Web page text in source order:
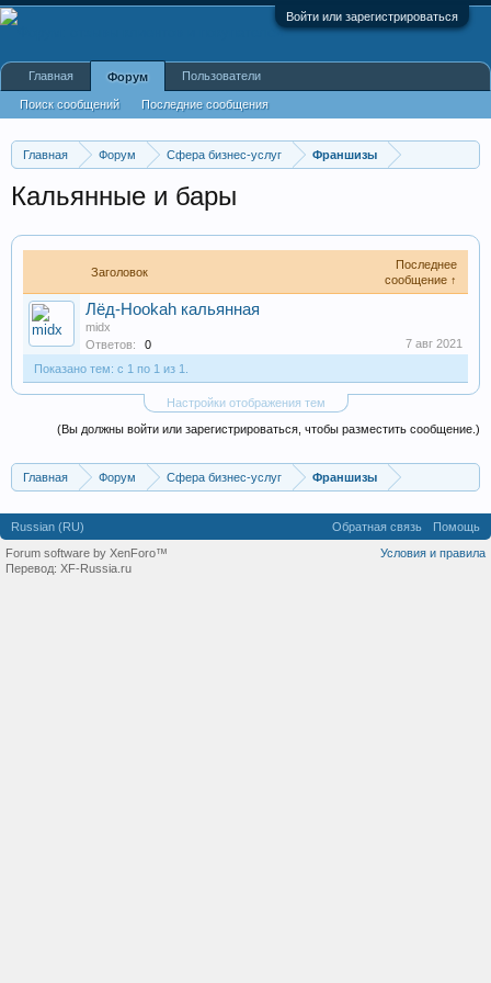
Войти или зарегистрироваться
Главная Форум Сфера бизнес-услуг Франшизы
Кальянные и бары
Заголовок
Последнее
сообщение ↑
Лёд-Hookah кальянная
midx
Ответов:
0
7 авг 2021
Показано тем: с 1 по 1 из 1.
Настройки отображения тем
(Вы должны войти или зарегистрироваться, чтобы разместить сообщение.)
Главная Форум Сфера бизнес-услуг Франшизы
Главная Форум
Поиск сообщений Последние сообщения
Пользователи
Russian (RU) Обратная связь
Помощь
Условия и правила
Forum software by XenForo™
Перевод: XF-Russia.ru